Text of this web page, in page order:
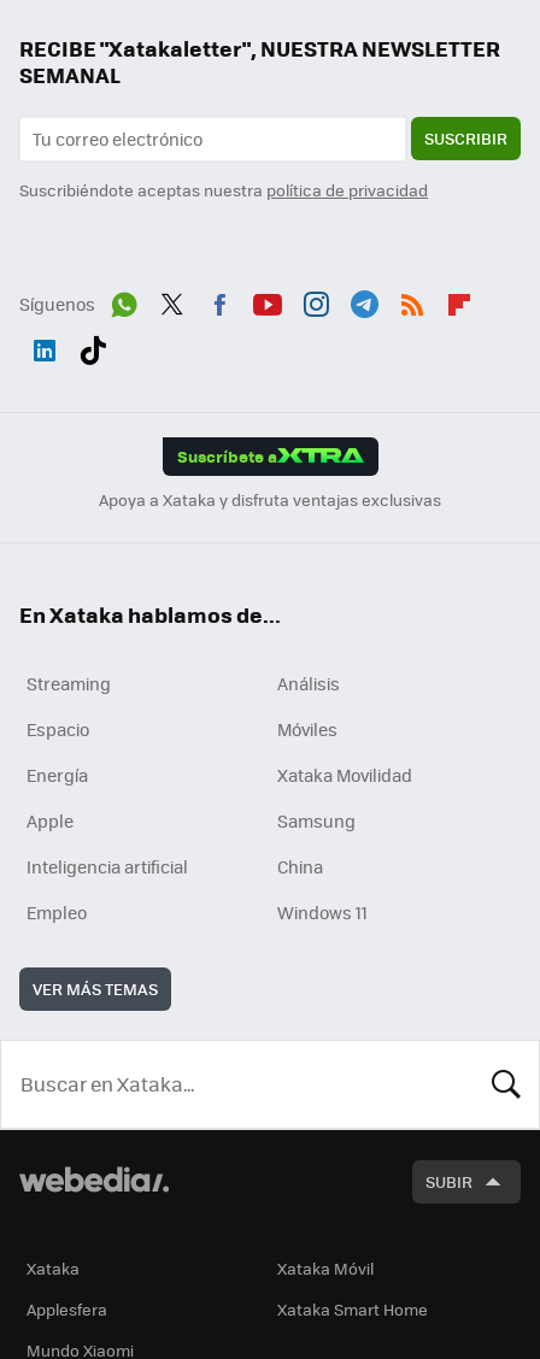
RECIBE "Xatakaletter", NUESTRA NEWSLETTER
SEMANAL
SUSCRIBIR
Suscribiéndote aceptas nuestra política de privacidad
Síguenos
Suscríbete a
Apoya a Xataka y disfruta ventajas exclusivas
En Xataka hablamos de...
Streaming
Análisis
Espacio
Móviles
Energía
Xataka Movilidad
Apple
Samsung
Inteligencia artificial
China
Empleo
Windows 11
VER MÁS TEMAS
SUBIR
Xataka
Xataka Móvil
Applesfera
Xataka Smart Home
Mundo Xiaomi